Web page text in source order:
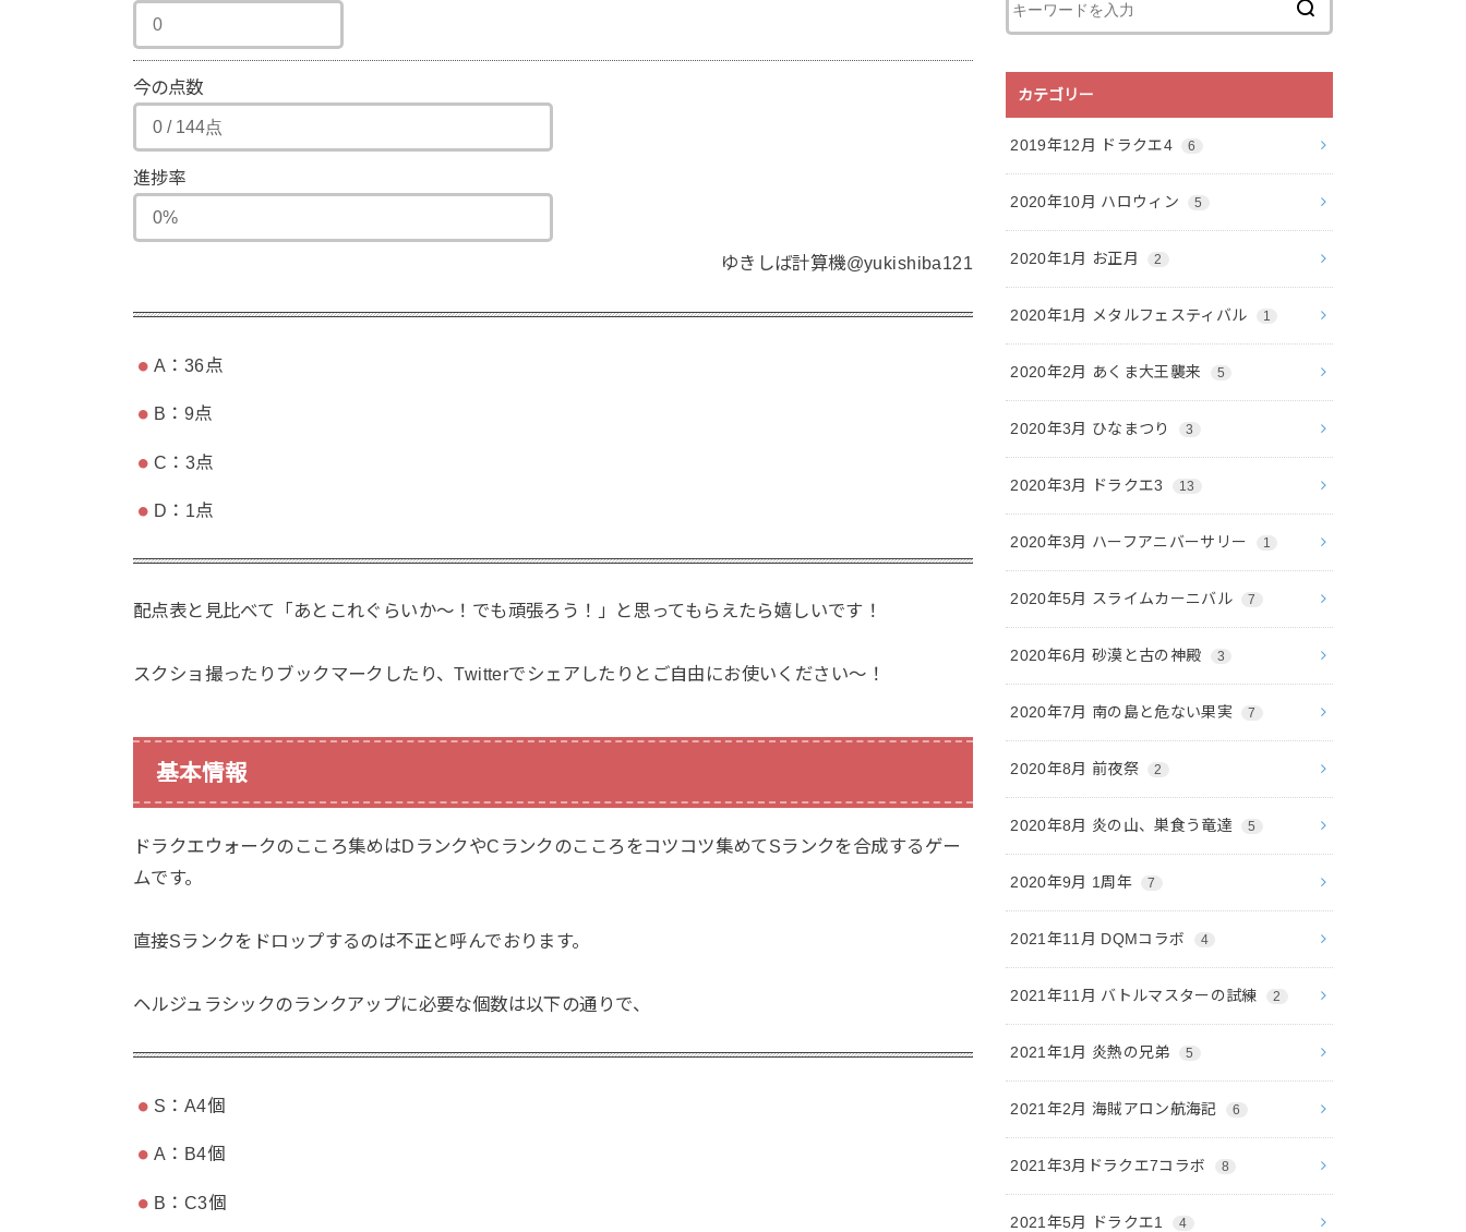
今の点数
進捗率
ゆきしば計算機@yukishiba121
A：36点
B：9点
C：3点
D：1点
配点表と見比べて「あとこれぐらいか〜！でも頑張ろう！」と思ってもらえたら嬉しいです！
スクショ撮ったりブックマークしたり、Twitterでシェアしたりとご自由にお使いください〜！
基本情報
ドラクエウォークのこころ集めはDランクやCランクのこころをコツコツ集めてSランクを合成するゲー
ムです。
直接Sランクをドロップするのは不正と呼んでおります。
ヘルジュラシックのランクアップに必要な個数は以下の通りで、
S：A4個
A：B4個
B：C3個
カテゴリー
2019年12月 ドラクエ4 6
2020年10月 ハロウィン 5
2020年1月 お正月 2
2020年1月 メタルフェスティバル 1
2020年2月 あくま大王襲来 5
2020年3月 ひなまつり 3
2020年3月 ドラクエ3 13
2020年3月 ハーフアニバーサリー 1
2020年5月 スライムカーニバル 7
2020年6月 砂漠と古の神殿 3
2020年7月 南の島と危ない果実 7
2020年8月 前夜祭 2
2020年8月 炎の山、巣食う竜達 5
2020年9月 1周年 7
2021年11月 DQMコラボ 4
2021年11月 バトルマスターの試練 2
2021年1月 炎熱の兄弟 5
2021年2月 海賊アロン航海記 6
2021年3月ドラクエ7コラボ 8
2021年5月 ドラクエ1 4